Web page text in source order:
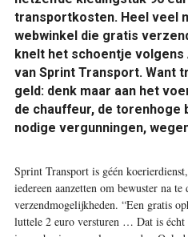
transportkosten. Heel veel
webwinkel die gratis
knelt het schoentje volgens
van Sprint Transport. Want
geld: denk maar aan het
de chauffeur, de torenhoge
nodige vergunningen,
Sprint Transport is géén
iedereen aanzetten om bewuster na
verzendmogelijkheden. “Een gratis
luttele 2 euro versturen … Dat is écht